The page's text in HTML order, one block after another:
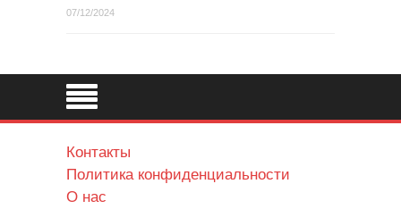
07/12/2024
Контакты
Политика конфиденциальности
О нас